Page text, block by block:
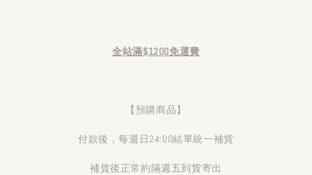
全站滿$1200免運費
【預購商品】
付款後，每週日24:00結單統一補貨
補貨後正常約隔週五到貨寄出